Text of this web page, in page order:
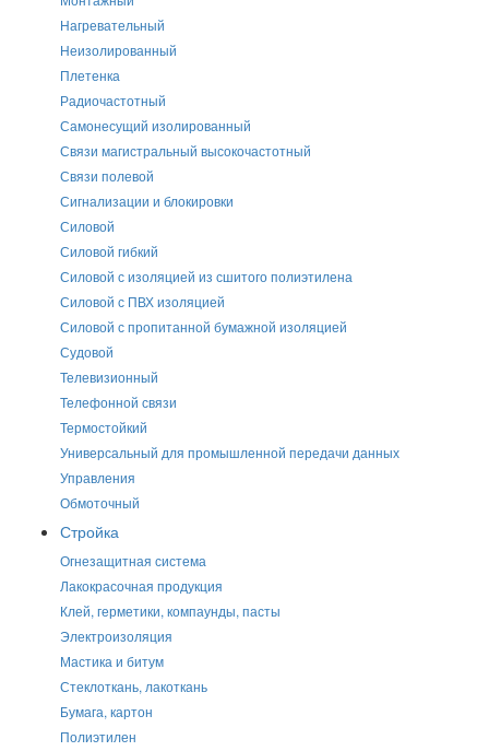
Нагревательный
Неизолированный
Плетенка
Радиочастотный
Самонесущий изолированный
Связи магистральный высокочастотный
Связи полевой
Сигнализации и блокировки
Силовой
Силовой гибкий
Силовой с изоляцией из сшитого полиэтилена
Силовой с ПВХ изоляцией
Силовой с пропитанной бумажной изоляцией
Судовой
Телевизионный
Телефонной связи
Термостойкий
Универсальный для промышленной передачи данных
Управления
Обмоточный
Стройка
Огнезащитная система
Лакокрасочная продукция
Клей, герметики, компаунды, пасты
Электроизоляция
Мастика и битум
Стеклоткань, лакоткань
Бумага, картон
Полиэтилен